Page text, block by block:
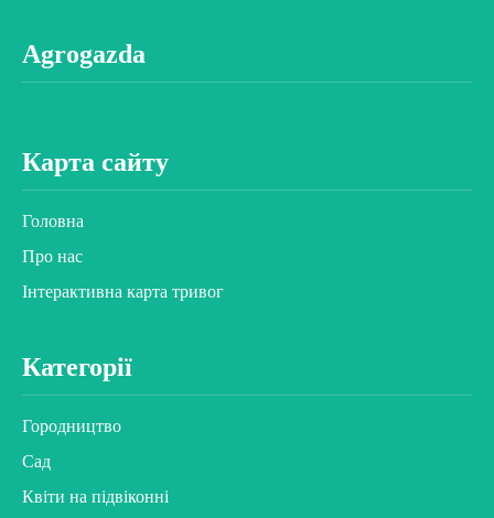
Agrogazda
Карта сайту
Головна
Про нас
Інтерактивна карта тривог
Категорії
Городництво
Сад
Квіти на підвіконні